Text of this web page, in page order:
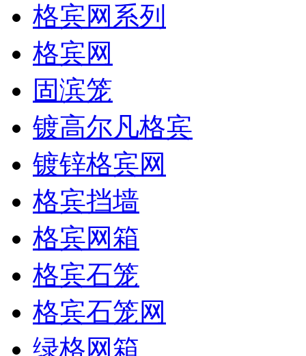
格宾网系列
格宾网
固滨笼
镀高尔凡格宾
镀锌格宾网
格宾挡墙
格宾网箱
格宾石笼
格宾石笼网
绿格网箱